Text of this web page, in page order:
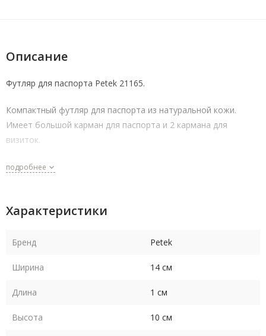
Описание
Футляр для паспорта Petek 21165.
Компактный футляр для паспорта из натуральной кожи.
Имеет большой карман для паспорта и 2 кармана для
визиток.
подробнее
Характеристики
Бренд Petek
Ширина 14 см
Длина 1 см
Высота 10 см